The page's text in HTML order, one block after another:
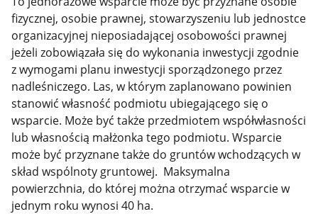
fizycznej, osobie prawnej, stowarzyszeniu lub jednostce
organizacyjnej nieposiadającej osobowości prawnej
jeżeli zobowiązała się do wykonania inwestycji zgodnie
z wymogami planu inwestycji sporządzonego przez
nadleśniczego. Las, w którym zaplanowano powinien
stanowić własność podmiotu ubiegającego się o
wsparcie. Może być także przedmiotem współwłasności
lub własnością małżonka tego podmiotu. Wsparcie
może być przyznane także do gruntów wchodzących w
skład wspólnoty gruntowej. Maksymalna
powierzchnia, do której można otrzymać wsparcie w
jednym roku wynosi 40 ha.